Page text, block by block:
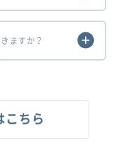
ますか？
こちら